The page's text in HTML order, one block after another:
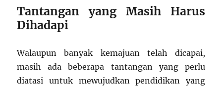
Tantangan yang Masih Harus
Dihadapi
Walaupun banyak kemajuan telah dicapai,
masih ada beberapa tantangan yang perlu
diatasi untuk mewujudkan pendidikan yang